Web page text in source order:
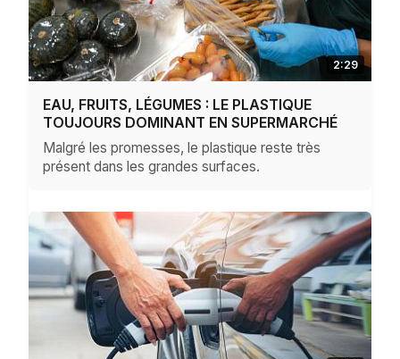
2:29
EAU, FRUITS, LÉGUMES : LE PLASTIQUE
TOUJOURS DOMINANT EN SUPERMARCHÉ
Malgré les promesses, le plastique reste très
présent dans les grandes surfaces.